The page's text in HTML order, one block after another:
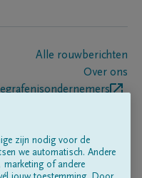
Alle rouwberichten
Over ons
zijn nodig voor de
we automatisch. Andere
of andere